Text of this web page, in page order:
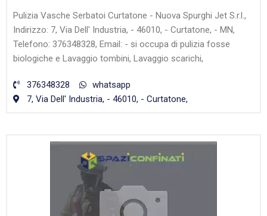
Pulizia Vasche Serbatoi Curtatone - Nuova Spurghi Jet S.r.l.,
Indirizzo: 7, Via Dell' Industria, - 46010, - Curtatone, - MN,
Telefono: 376348328, Email: - si occupa di pulizia fosse
biologiche e Lavaggio tombini, Lavaggio scarichi,
376348328
whatsapp
7, Via Dell' Industria, - 46010, - Curtatone,